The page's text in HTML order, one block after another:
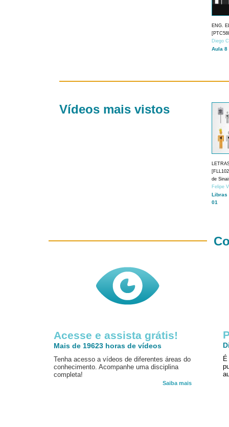
ENG.
Diego
Aula 8
Vídeos mais vistos
de
Felipe
Libras
01
Acesse e assista grátis!
Mais de 19623 horas de vídeos
Tenha acesso a vídeos de diferentes áreas do
conhecimento. Acompanhe uma disciplina
completa!
Saiba mais